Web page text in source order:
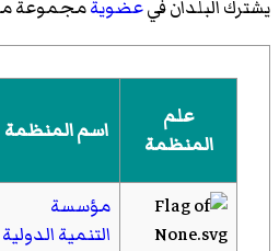
يشترك البلدان فيعضويةمجموعة
علم
المنظمة
اسم المنظمة
مؤسسة
التنمية الدولية